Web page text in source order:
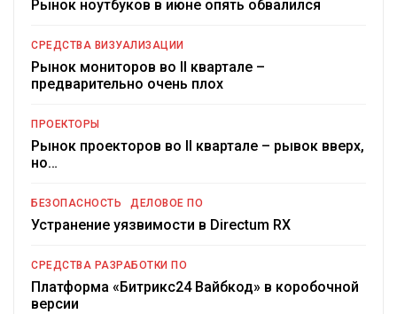
Рынок ноутбуков в июне опять обвалился
СРЕДСТВА ВИЗУАЛИЗАЦИИ
Рынок мониторов во II квартале –
предварительно очень плох
ПРОЕКТОРЫ
Рынок проекторов во II квартале – рывок вверх,
но…
БЕЗОПАСНОСТЬ ДЕЛОВОЕ ПО
Устранение уязвимости в Directum RX
СРЕДСТВА РАЗРАБОТКИ ПО
Платформа «Битрикс24 Вайбкод» в коробочной
версии